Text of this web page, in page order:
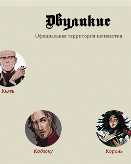
Официальная территория неизвестна
Князь
Кадзоку Король